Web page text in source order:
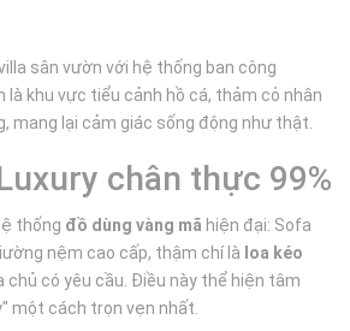
sân vườn với hệ thống ban công
là khu vực tiểu cảnh hồ cá, thảm cỏ nhân
mang lại cảm giác sống động như thật.
chân thực 99%
thống đồ dùng vàng mã hiện đại: Sofa
nệm cao cấp, thậm chí là loa kéo
chủ có yêu cầu. Điều này thể hiện tâm
một cách trọn vẹn nhất.